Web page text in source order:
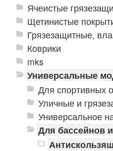
Ячеистые
Щетинистые
Грязезащитные,
Коврики
mks
Универсальные
Для спортивных
Уличные и
Универсальное
Для бассейнов